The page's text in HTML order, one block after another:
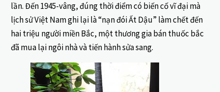
lần. Đến 1945-vâng, đúng thời điểm có biến cố vĩ đại mà
lịch sử Việt Nam ghi lại là “nạn đói Ất Dậu” làm chết đến
hai triệu người miền Bắc, một thương gia bán thuốc bắc
đã mua lại ngôi nhà và tiến hành sửa sang.